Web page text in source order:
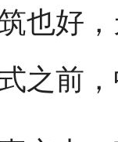
也好
之前